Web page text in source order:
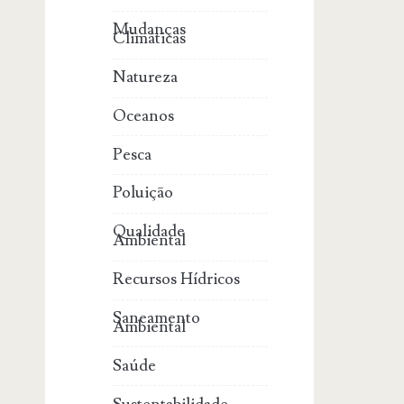
Mudanças
Climáticas
Natureza
Oceanos
Pesca
Poluição
Qualidade
Ambiental
Recursos Hídricos
Saneamento
Ambiental
Saúde